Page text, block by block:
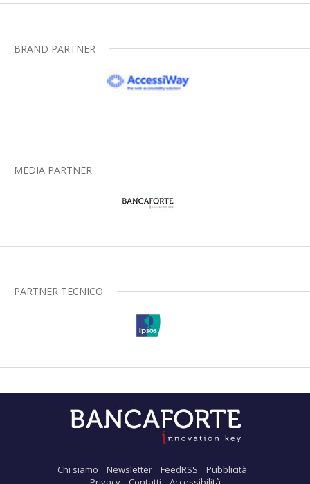
BRAND PARTNER
MEDIA PARTNER
PARTNER TECNICO
Chi siamo Newsletter FeedRSS
Pubblicità